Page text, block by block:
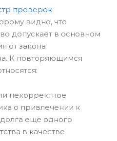
проверок
видно, что
допускает в основном
от закона
К повторяющимся
некорректное
о привлечении к
ещё одного
в качестве